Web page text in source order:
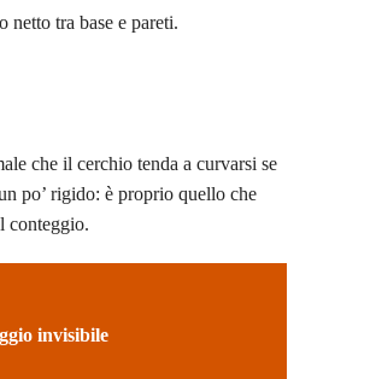
netto tra base e pareti.
che il cerchio tenda a curvarsi se
po’ rigido: è proprio quello che
conteggio.
invisibile